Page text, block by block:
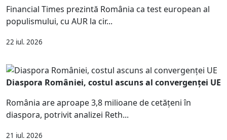
Financial Times prezintă România ca test european al
populismului, cu AUR la cir...
22 iul. 2026
Diaspora României, costul ascuns al convergenței UE
România are aproape 3,8 milioane de cetățeni în
diaspora, potrivit analizei Reth...
21 iul. 2026